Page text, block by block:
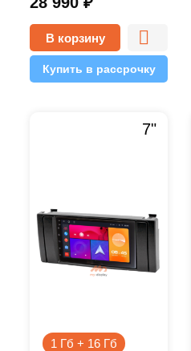
10.1 2/32 Pro
В корзину
Купить в рассрочку
1 Гб + 16 Гб
7"